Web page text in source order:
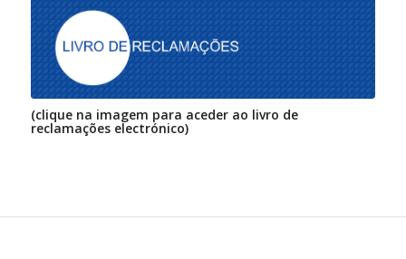
(clique na imagem para aceder ao livro de
reclamações electrónico)